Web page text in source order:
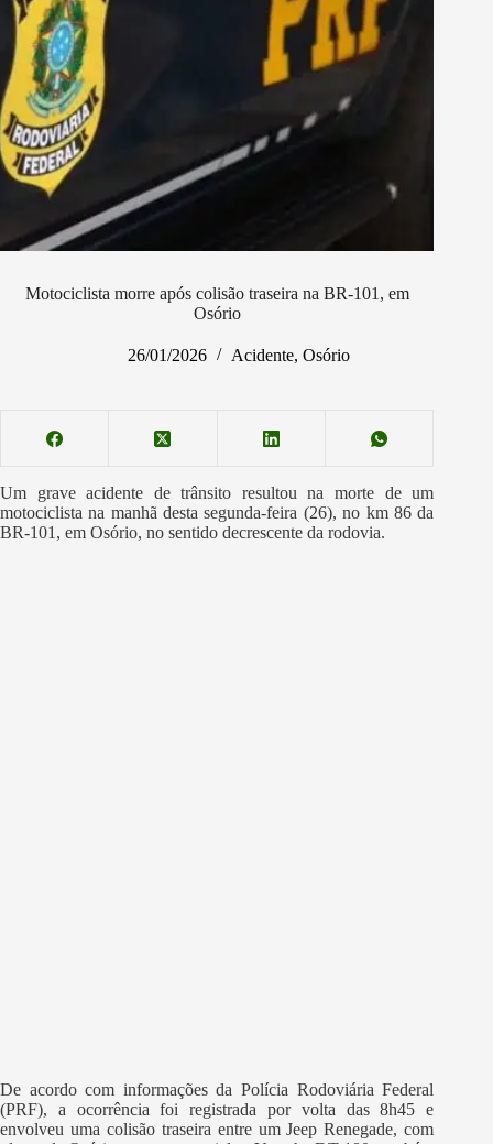
Motociclista morre após colisão traseira na BR-101, em
Osório
26/01/2026 Acidente,Osório
Um grave acidente de trânsito resultou na morte de um
motociclista na manhã desta segunda-feira (26), no km 86 da
BR-101, em Osório, no sentido decrescente da rodovia.
De acordo com informações da Polícia Rodoviária Federal
(PRF), a ocorrência foi registrada por volta das 8h45 e
envolveu uma colisão traseira entre um Jeep Renegade, com